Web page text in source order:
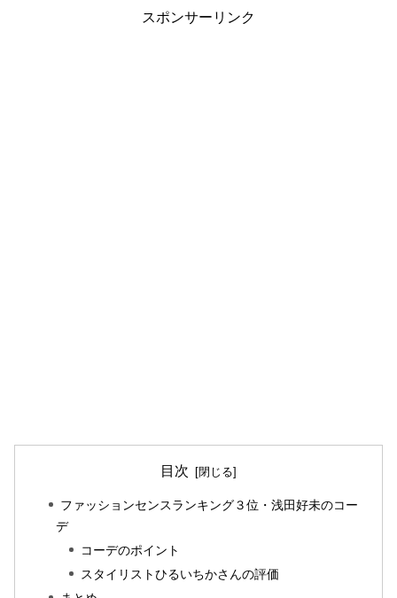
スポンサーリンク
目次
ファッションセンスランキング３位・浅田好未のコー
デ
コーデのポイント
スタイリストひるいちかさんの評価